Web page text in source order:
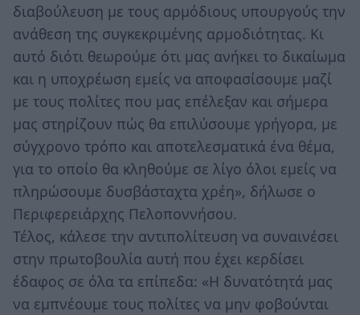
διαβούλευση με τους αρμόδιους υπουργούς την
ανάθεση της συγκεκριμένης αρμοδιότητας. Κι
αυτό διότι θεωρούμε ότι μας ανήκει το δικαίωμα
και η υποχρέωση εμείς να αποφασίσουμε μαζί
με τους πολίτες που μας επέλεξαν και σήμερα
μας στηρίζουν πώς θα επιλύσουμε γρήγορα, με
σύγχρονο τρόπο και αποτελεσματικά ένα θέμα,
για το οποίο θα κληθούμε σε λίγο όλοι εμείς να
πληρώσουμε δυσβάσταχτα χρέη», δήλωσε ο
Περιφερειάρχης Πελοποννήσου.
Τέλος, κάλεσε την αντιπολίτευση να συναινέσει
στην πρωτοβουλία αυτή που έχει κερδίσει
έδαφος σε όλα τα επίπεδα: «Η δυνατότητά μας
να εμπνέουμε τους πολίτες να μην φοβούνται